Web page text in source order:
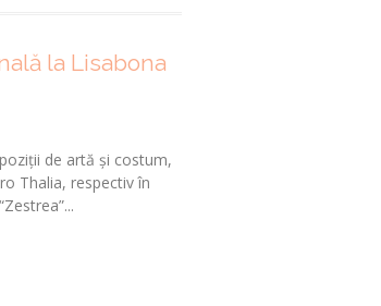
la Lisabona
de artă și costum,
Thalia, respectiv în